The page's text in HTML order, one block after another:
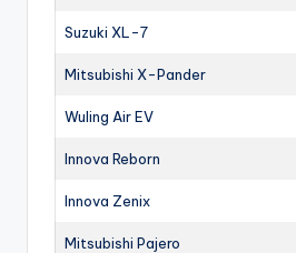
Suzuki XL-7
Mitsubishi X-Pander
Wuling Air EV
Innova Reborn
Innova Zenix
Mitsubishi Pajero